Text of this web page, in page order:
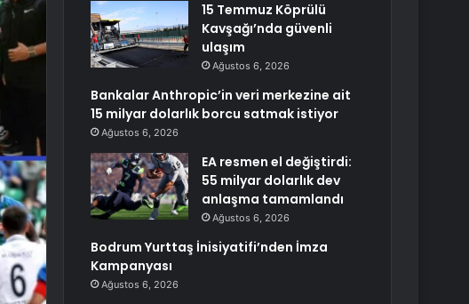
15 Temmuz Köprülü
Kavşağı’nda güvenli
ulaşım
Ağustos 6, 2026
Bankalar Anthropic’in veri merkezine ait
15 milyar dolarlık borcu satmak istiyor
Ağustos 6, 2026
EA resmen el değiştirdi:
55 milyar dolarlık dev
anlaşma tamamlandı
Ağustos 6, 2026
Bodrum Yurttaş İnisiyatifi’nden İmza
Kampanyası
Ağustos 6, 2026